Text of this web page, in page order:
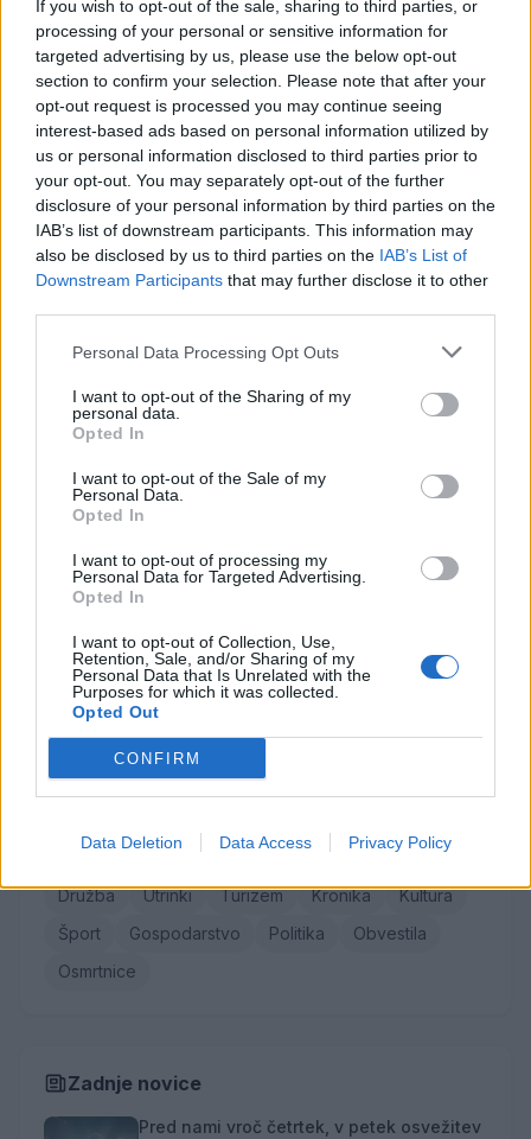
If you wish to opt-out of the sale, sharing to third parties, or
processing of your personal or sensitive information for
targeted advertising by us, please use the below opt-out
section to confirm your selection. Please note that after your
opt-out request is processed you may continue seeing
interest-based ads based on personal information utilized by
us or personal information disclosed to third parties prior to
your opt-out. You may separately opt-out of the further
disclosure of your personal information by third parties on the
IAB’s list of downstream participants. This information may
also be disclosed by us to third parties on the IAB’s List of
Downstream Participants that may further disclose it to other
Personal Data Processing Opt Outs
I want to opt-out of the Sharing of my
personal data.
Opted In
I want to opt-out of the Sale of my
Personal Data.
Opted In
I want to opt-out of processing my
Personal Data for Targeted Advertising.
Opted In
I want to opt-out of Collection, Use,
Retention, Sale, and/or Sharing of my
Personal Data that Is Unrelated with the
Purposes for which it was collected.
Opted Out
CONFIRM
Data Deletion Data Access Privacy Policy
Vsi dogodki →
Najbolj brano
1
Pretep v gostinskem lokalu v Velenju: 46-letnik
moškega udaril s steklenico in ga zabodel
2
(VIDEO) "Mislil sem, da je konec": Lastnik
velenjske picerije o padcu s padalom na
Hrvaškem
3
Dopustniška drama: Policija pričakala letalo s
Korošico po pristanku
tri vozila
mrtvega 76-letnika
Osmrtnice
Stanislava Arlič
Štefka Vaukan
Peter Lever
Vse osmrtnice →
Kategorije
Družba Utrinki Turizem Kronika
Kultura
Šport
Gospodarstvo Politika
Obvestila
Osmrtnice
Zadnje novice
Pred nami vroč četrtek, v petek osvežitev